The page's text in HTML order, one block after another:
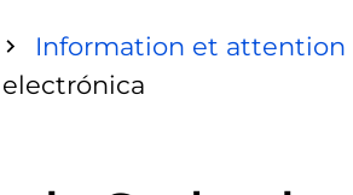
Information et attention